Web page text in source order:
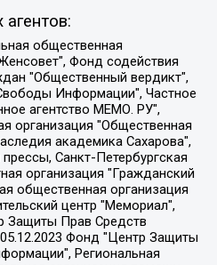
"Якутия – Наше Мнение", Общество с ограниченной ответственностью "Москоу диджитал медиа", с 26.01.2023 Общество с ограниченной ответственностью "Чайка Белые сады", Ветошкина Валерия Валерьевна, Заговора Максим Александрович, Межрегиональное общественное движение "Российская ЛГБТ - сеть", Оленичев Максим Владимирович, Павлов Иван Юрьевич, Скворцова Елена Сергеевна, Общество с ограниченной ответственностью "Как бы инагент", Кочетков Игорь Викторович, Общество с ограниченной ответственностью "Честные выборы", Еланчик Олег Александрович, Общество с ограниченной ответственностью "Нобелевский призыв", Гималова Регина Эмилевна, Григорьев Андрей Валерьевич, Григорьева Алина Александровна, Ассоциация по содействию защите прав призывников, альтернативнослужащих и военнослужащих "Правозащитная группа "Гражданин.Армия.Право", Хисамова Регина Фаритовна, Автономная некоммерческая организация по реализации социально-правовых программ "Лилит", Дальневосточное общественное движение "Маяк", Санкт-Петербургская ЛГБТ-инициативная группа "Выход", Инициативная группа ЛГБТ+ "Реверс", Алексеев Андрей Викторович, Бекбулатова Таисия Львовна, Беляев Иван Михайлович, Владыкина Елена Сергеевна, Гельман Марат Александрович, Никульшина Вероника Юрьевна, Толоконникова Надежда Андреевна, Шендерович Виктор Анатольевич, Общество с ограниченной ответственностью "Данное сообщение", Общество с ограниченной ответственностью Издательский дом "Новая глава", Айнбиндер Александра Александровна, Московский комьюнити-центр для ЛГБТ+инициатив, Благотворительный фонд развития филантропии, Deutsche Welle (Германия, Kurt-Schumacher-Strasse 3, 53113 Bonn), Борзунова Мария Михайловна, Воробьев Виктор Викторович, Голубева Анна Львовна, Константинова Алла Михайловна, Малкова Ирина Владимировна, Мурадов Мурад Абдулгалимович, Осетинская Елизавета Николаевна, Понасенков Евгений Николаевич, Ганапольский Матвей Юрьевич, Киселев Евгений Алексеевич, Борухович Ирина Григорьевна, Дремин Иван Тимофеевич, Дубровский Дмитрий Викторович, Красноярская региональная общественная организация поддержки и развития альтернативных образовательных технологий и межкультурных коммуникаций "ИНТЕРРА", Маяковская Екатерина Алексеевна, Фейгин Марк Захарович, Филимонов Андрей Викторович, Дзугкоева Регина Николаевна, Доброхотов Роман Александрович, Дудь Юрий Александрович, Елкин Сергей Владимирович, Кругликов Кирилл Игоревич, Сабунаева Мария Леонидовна, Семенов Алексей Владимирович, Шаинян Карен Багратович, Шульман Екатерина Михайловна, Асафьев Артур Валерьевич, Вахштайн Виктор Семенович, Венедиктов Алексей Алексеевич, Лушникова Екатерина Евгеньевна, Волков Леонид Михайлович, Невзоров Александр Глебович, Пархоменко Сергей Борисович, Сироткин Ярослав Николаевич, Кара-Мурза Владимир Владимирович, Баранова Наталья Владимировна, Гозман Леонид Яковлевич, Кагарлицкий Борис Юльевич, Климарев Михаил Валерьевич, Милов Владимир Станиславович, Автономная некоммерческая организация Краснодарский центр современного искусства "Типография", Моргенштерн Алишер Тагирович, Соболь Любовь Эдуардовна, Общество с ограниченной ответственностью "ЛИЗА НОРМ", Каспаров Гарри Кимович, Ходорковский Михаил Борисович, Общество с ограниченной ответственностью "Апрельские тезисы", Данилович Ирина Брониславовна, Кашин Олег Владимирович, Петров Николай Владимирович, Пивоваров Алексей Владимирович, Соколов Михаил Владимирович, Цветкова Юлия Владимировна, Чичваркин Евгений Александрович, Комитет против пыток/Команда против пыток, Общество с ограниченной ответственностью "Первый научный", Общество с ограниченной ответственностью "Вертолет и ко", Белоцерковская Вероника Борисовна, Кац Максим Евгеньевич, Лазарева Татьяна Юрьевна, Шаведдинов Руслан Табризович, Яшин Илья Валерьевич, Общество с ограниченной ответственностью "Иноагент ААВ", Алешковский Дмитрий Петрович, Альбац Евгения Марковна, Быков Дмитрий Львович, Галямина Юлия Евгеньевна, Лойко Сергей Леонидович, Мартынов Кирилл Константинович, Медведев Сергей Александрович, Крашенинников Федор Геннадиевич, Гордеева Катерина Вл